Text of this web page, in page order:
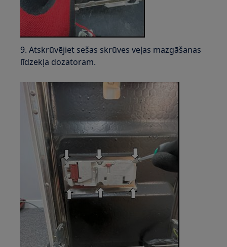
9. Atskrūvējiet sešas skrūves veļas mazgāšanas
līdzekļa dozatoram.